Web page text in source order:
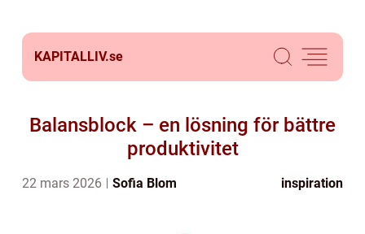
KAPITALLIV.se
Balansblock – en lösning för bättre
produktivitet
22 mars 2026 Sofia Blom inspiration